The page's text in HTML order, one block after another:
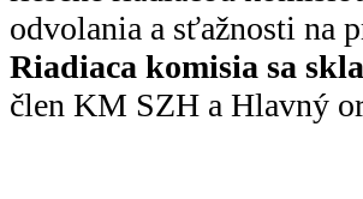
odvolania a sťažnosti na
Riadiaca komisia sa
člen KM SZH a Hlavný